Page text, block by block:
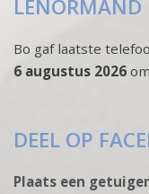
LENORMAND
Bo gaf laatste
6 augustus 2026 om
DEEL OP
Plaats een